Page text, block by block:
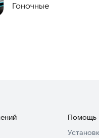
Гоночные
Помощь